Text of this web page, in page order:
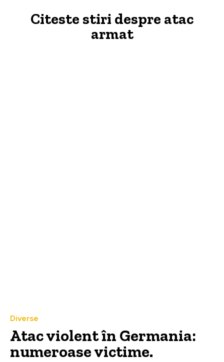
Citeste stiri despre atac
armat
Diverse
Atac violent în Germania:
numeroase victime.